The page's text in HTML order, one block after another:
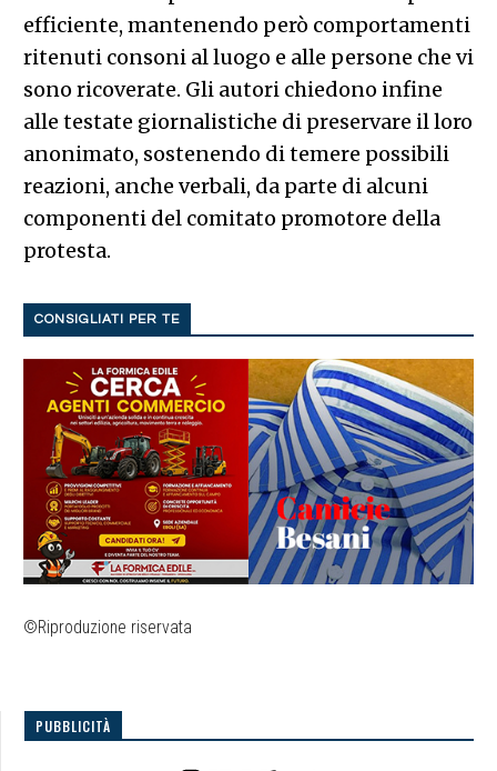
efficiente, mantenendo però comportamenti
ritenuti consoni al luogo e alle persone che vi
sono ricoverate. Gli autori chiedono infine
alle testate giornalistiche di preservare il loro
anonimato, sostenendo di temere possibili
reazioni, anche verbali, da parte di alcuni
componenti del comitato promotore della
protesta.
CONSIGLIATI PER TE
©Riproduzione riservata
PUBBLICITÀ